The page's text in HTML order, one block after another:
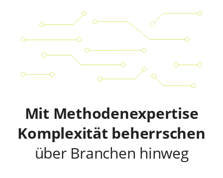
Mit Methodenexpertise
Komplexität beherrschen
über Branchen hinweg